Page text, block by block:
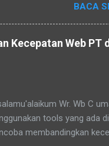
eth1 eth2
mengubah eth1 dan
kalo kita colokan kabel utp
ke komputer 2 maka
karena fungsinya bridge
perintah # brctl show
Ok bisa langsung di
misalnya nge ping
dah jalan, tinggal
BACA
Kecepatan Web PT
Wr. Wb C
tools yang ada
membandingkan